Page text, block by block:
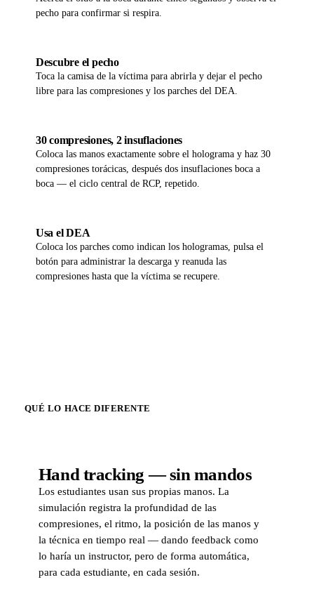
pecho para confirmar si respira.
06
Descubre el pecho
Toca la camisa de la víctima para abrirla y dejar el pecho
libre para las compresiones y los parches del DEA.
07
30 compresiones, 2 insuflaciones
Coloca las manos exactamente sobre el holograma y haz 30
compresiones torácicas, después dos insuflaciones boca a
boca — el ciclo central de RCP, repetido.
08
Usa el DEA
Coloca los parches como indican los hologramas, pulsa el
botón para administrar la descarga y reanuda las
compresiones hasta que la víctima se recupere.
QUÉ LO HACE DIFERENTE
Hand tracking — sin mandos
Los estudiantes usan sus propias manos. La
simulación registra la profundidad de las
compresiones, el ritmo, la posición de las manos y
la técnica en tiempo real — dando feedback como
lo haría un instructor, pero de forma automática,
para cada estudiante, en cada sesión.